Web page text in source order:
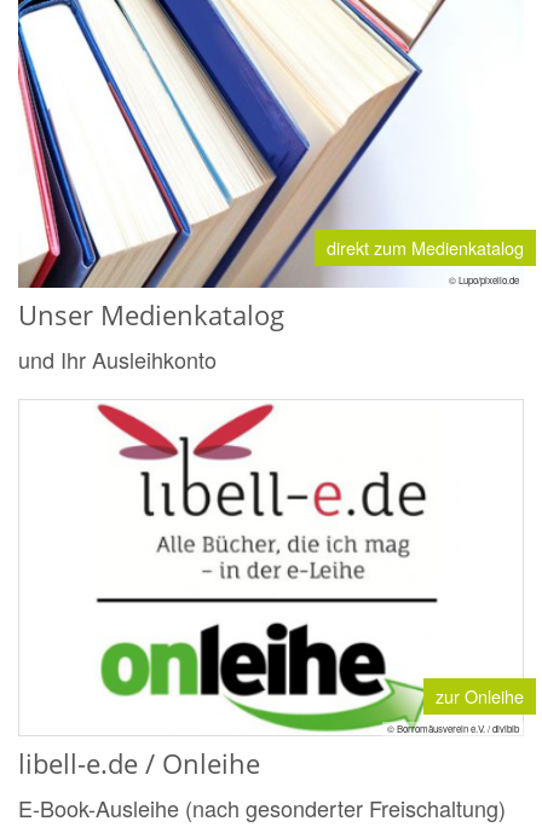
direkt zum Medienkatalog
© Lupo/pixelio.de
Unser Medienkatalog
und Ihr Ausleihkonto
zur Onleihe
© Borromäusverein e.V. / divibib
libell-e.de / Onleihe
E-Book-Ausleihe (nach gesonderter Freischaltung)